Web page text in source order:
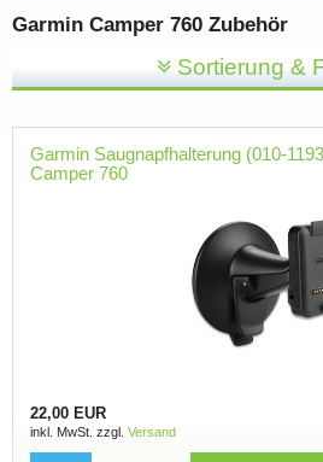
Garmin Camper 760 Zubehör
Sortierung &
Garmin Saugnapfhalterung (010-
Camper 760
22,00 EUR
inkl. MwSt. zzgl. Versand